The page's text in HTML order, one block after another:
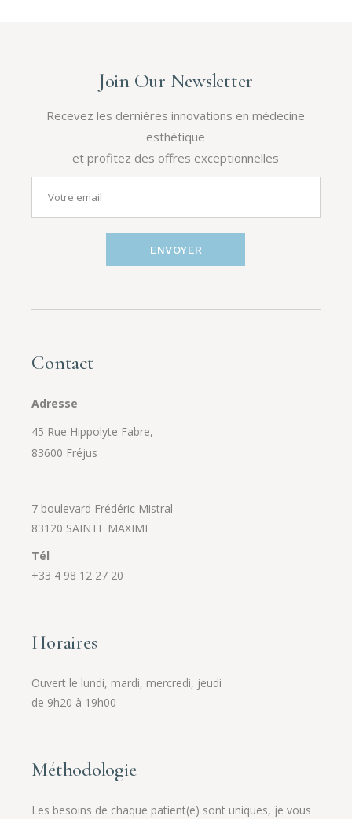
Join Our Newsletter
Recevez les dernières innovations en médecine
esthétique
et profitez des offres exceptionnelles
ENVOYER
Contact
Adresse
45 Rue Hippolyte Fabre,
83600 Fréjus
7 boulevard Frédéric Mistral
83120 SAINTE MAXIME
Tél
+33 4 98 12 27 20
Horaires
Ouvert le lundi, mardi, mercredi, jeudi
de 9h20 à 19h00
Méthodologie
Les besoins de chaque patient(e) sont uniques, je vous